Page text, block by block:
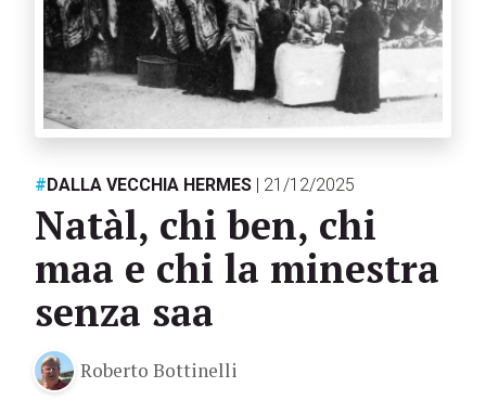
#DALLA VECCHIA HERMES | 21/12/2025
Natàl, chi ben, chi
maa e chi la minestra
senza saa
Roberto Bottinelli